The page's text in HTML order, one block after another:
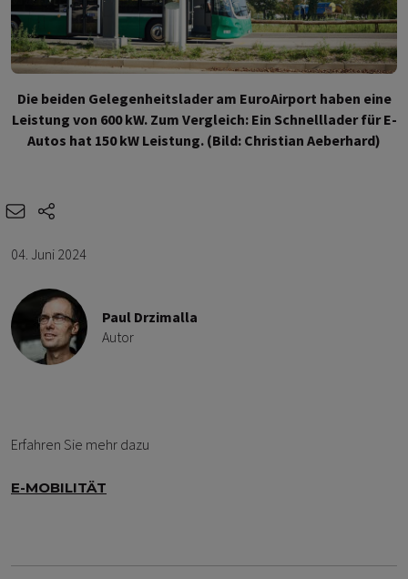
Die beiden Gelegenheitslader am EuroAirport haben eine
Leistung von 600 kW. Zum Vergleich: Ein Schnelllader für E-
Autos hat 150 kW Leistung. (Bild: Christian Aeberhard)
e-mail
04. Juni 2024
Paul Drzimalla
Autor
Erfahren Sie mehr dazu
E-MOBILITÄT